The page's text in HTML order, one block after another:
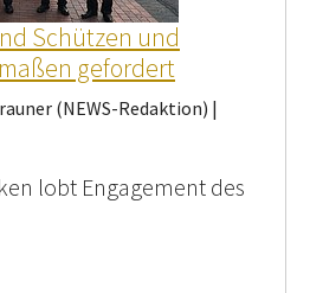
Schützen und
gefordert
(NEWS-Redaktion) |
lobt Engagement des